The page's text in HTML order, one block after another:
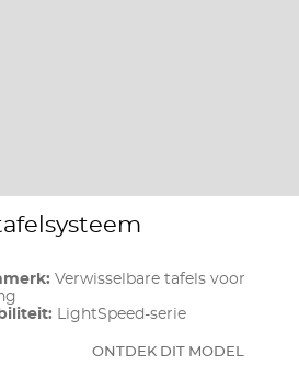
Verwisselbare tafels voor
LightSpeed-serie
ONTDEK DIT MODEL